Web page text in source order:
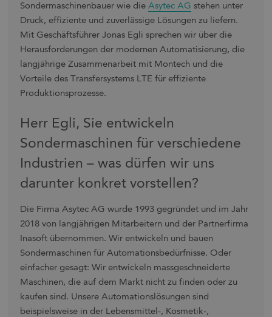
Kontakt
Sprache
Englisch
Deutsch
Kunden aus den USA und Kanada
Sondermaschinenbauer wie die Asytec AG stehen unter
Druck, effiziente und zuverlässige Lösungen zu liefern.
Mit Geschäftsführer Jonas Egli sprechen wir über die
Herausforderungen der modernen Automatisierung, die
langjährige Zusammenarbeit mit Montech und die
Vorteile des Transfersystems LTE für effiziente
Produktionsprozesse.
Herr Egli, Sie entwickeln
Sondermaschinen für verschiedene
Industrien – was dürfen wir uns
darunter konkret vorstellen?
Die Firma Asytec AG wurde 1993 gegründet und im Jahr
2018 von langjährigen Mitarbeitern und der Partnerfirma
Inasoft übernommen. Wir entwickeln und bauen
Sondermaschinen für Automationsbedürfnisse. Oder
einfacher gesagt: Wir entwickeln massgeschneiderte
Maschinen, die auf dem Markt nicht zu finden oder zu
kaufen sind. Unsere Automationslösungen sind
beispielsweise in der Lebensmittel-, Kosmetik-,